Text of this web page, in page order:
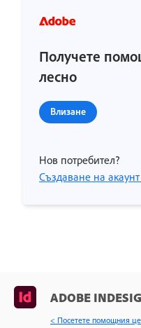
Получете
лесно
Влизане
Нов потребител?
Създаване на акаунт
ADOBE
< Посетете помощния